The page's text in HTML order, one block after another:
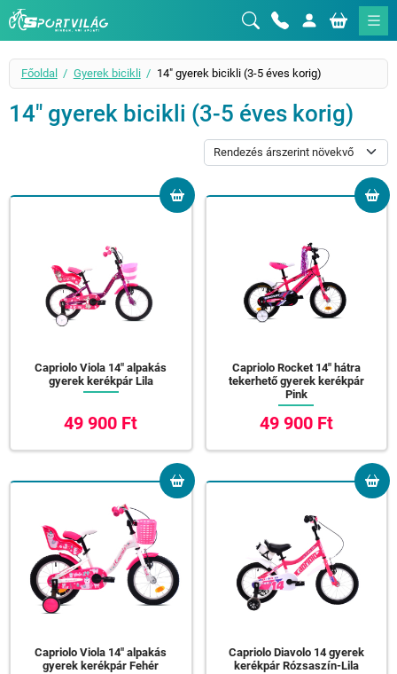
Sportvilág
Főoldal Gyerek bicikli 14" gyerek bicikli (3-5 éves korig)
14" gyerek bicikli (3-5 éves korig)
Capriolo Viola 14" alpakás
gyerek kerékpár Lila
49 900 Ft
Capriolo Rocket 14" hátra
tekerhető gyerek kerékpár
Pink
49 900 Ft
Capriolo Viola 14" alpakás
gyerek kerékpár Fehér
Capriolo Diavolo 14 gyerek
kerékpár Rózsaszín-Lila